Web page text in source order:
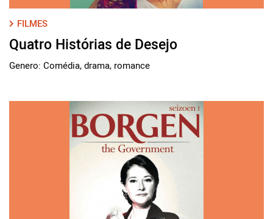
FILMES
Quatro Histórias de Desejo
Genero: Comédia, drama, romance